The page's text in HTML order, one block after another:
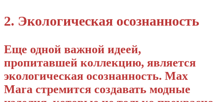
2. Экологическая осознанность
Еще одной важной идеей,
пропитавшей коллекцию, является
экологическая осознанность. Max
Mara стремится создавать модные